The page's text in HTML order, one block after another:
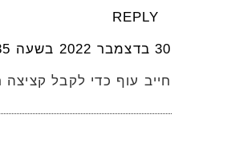
REPLY
30 בדצמבר 2022 בשעה 11:35
חייב עוף כדי לקבל קציצה